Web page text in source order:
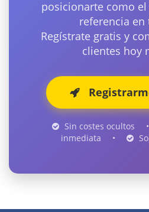
posicionarte como
referencia en
Regístrate gratis y
clientes hoy
Sin costes ocultos •
inmediata
•